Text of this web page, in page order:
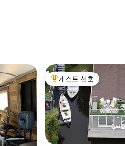
상위 게스트 선호
게스트 선호